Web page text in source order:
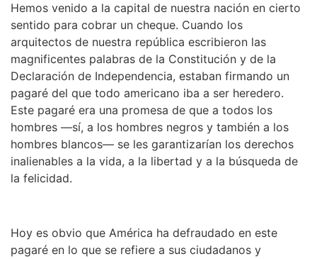
Hemos venido a la capital de nuestra nación en cierto
sentido para cobrar un cheque. Cuando los
arquitectos de nuestra república escribieron las
magnificentes palabras de la Constitución y de la
Declaración de Independencia, estaban firmando un
pagaré del que todo americano iba a ser heredero.
Este pagaré era una promesa de que a todos los
hombres —sí, a los hombres negros y también a los
hombres blancos— se les garantizarían los derechos
inalienables a la vida, a la libertad y a la búsqueda de
la felicidad.
Hoy es obvio que América ha defraudado en este
pagaré en lo que se refiere a sus ciudadanos y